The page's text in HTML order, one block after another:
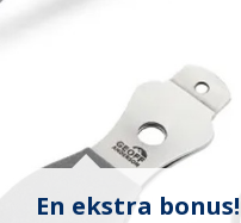
En ekstra bonus!